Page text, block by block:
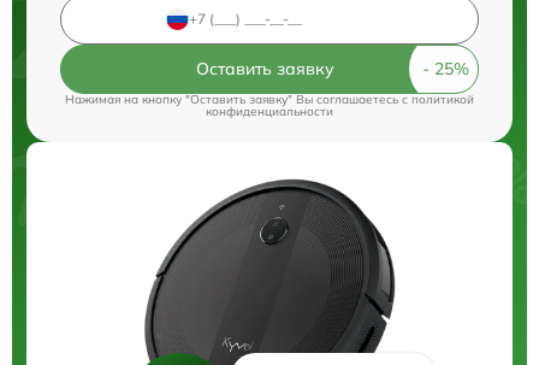
Оставить заявку
Нажимая на кнопку "Оставить заявку" Вы соглашаетесь cполитикой
конфиденциальности